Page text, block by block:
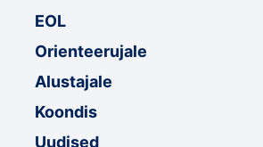
EOL
Orienteerujale
Alustajale
Koondis
Uudised